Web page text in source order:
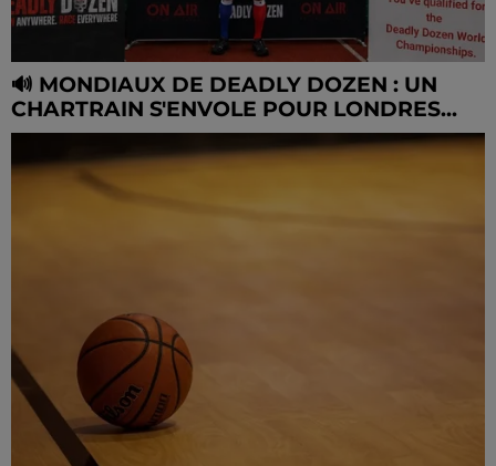
🔊 MONDIAUX DE DEADLY DOZEN : UN
CHARTRAIN S'ENVOLE POUR LONDRES...